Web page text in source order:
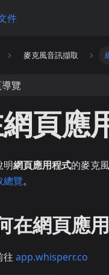
件
麥克風音訊擷取
覽
頁應
明網頁應用程式的麥克
總覽。
在網頁應
往 app.whisperr.co